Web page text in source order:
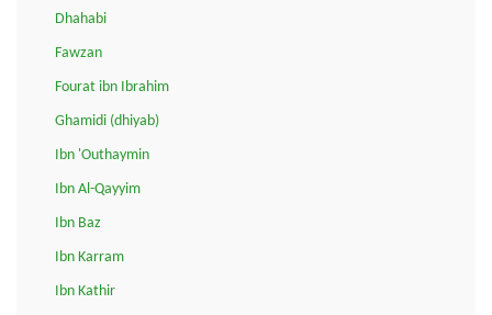
Dhahabi
Fawzan
Fourat ibn Ibrahim
Ghamidi (dhiyab)
Ibn 'Outhaymin
Ibn Al-Qayyim
Ibn Baz
Ibn Karram
Ibn Kathir